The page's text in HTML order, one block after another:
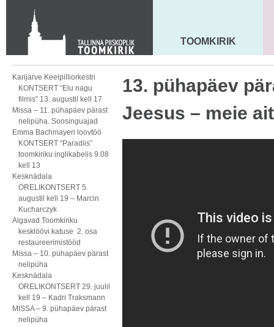
KONTAKT
Toom-Kooli 6, 10130 TALLINN
tallinna.toom@eelk.ee
MAARJA KIRIK
TOOMKIRIK
Karijärve Keelpilliorkestri
KONTSERT “Elu nagu
filmis” 13. augustil kell 17
Missa – 11. pühapäev pärast
nelipüha. Soosinguajad
Emma Bachmayeri loovtöö
KONTSERT “Paradiis”
toomkiriku inglikabelis 9.08
kell 13
Kesknädala
ORELIKONTSERT 5.
augustil kell 19 – Marcin
Kucharczyk
Algavad Toomkiriku
kesklöövi katuse 2. osa
restaureerimistööd
Missa – 10. pühapäev pärast
nelipüha
Kesknädala
ORELIKONTSERT 29. juulil
kell 19 – Kadri Traksmann
MISSA – 9. pühapäev pärast
nelipüha
13. pühapäev
Jeesus – meie